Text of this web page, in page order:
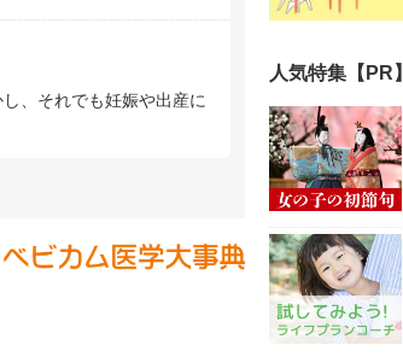
、それでも妊娠や出産に
人気特集【PR】